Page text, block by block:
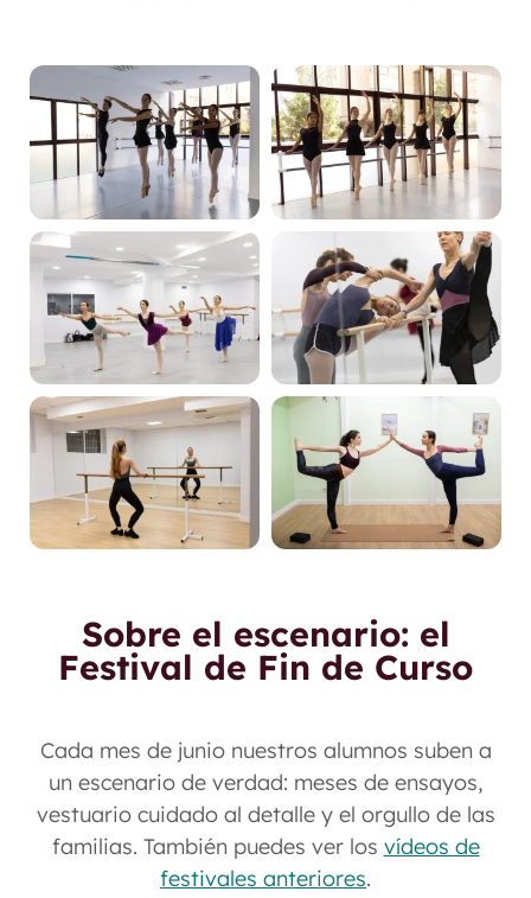
Sobre el escenario: el
Festival de Fin de Curso
Cada mes de junio nuestros alumnos suben a
un escenario de verdad: meses de ensayos,
vestuario cuidado al detalle y el orgullo de las
familias. También puedes ver los vídeos de
festivales anteriores.